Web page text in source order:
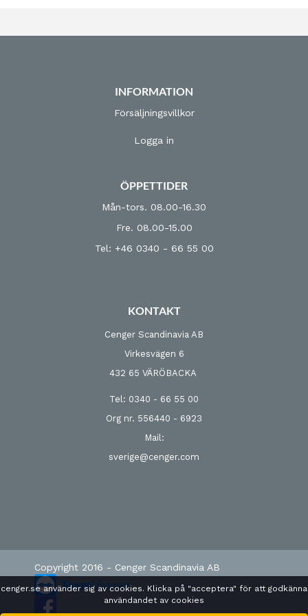
INFORMATION
Försäljningsvillkor
Logga in
ÖPPETTIDER
Mån-tors. 08.00-16.30
Fre. 08.00-15.00
Tel: +46 0340 - 66 55 00
KONTAKT
Cenger Scandinavia AB
Virkesvägen 6
432 65 VÄRÖBACKA
Tel: 0340 - 66 55 00
Org nr. 556440 - 6923
Mail:
sverige@cenger.com
Copyright 2016 - Cenger Scandinavia AB
cenger.se använder sig av cookies. Klicka på "acceptera" för att godkänna
användandet av cookies